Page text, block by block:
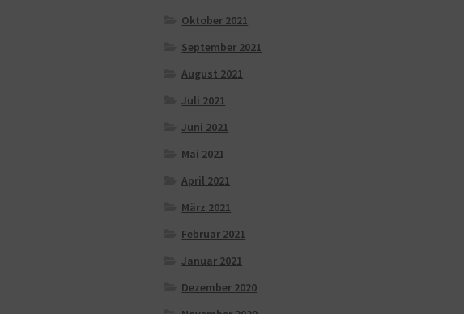
Oktober 2021
September 2021
August 2021
Juli 2021
Juni 2021
Mai 2021
April 2021
März 2021
Februar 2021
Januar 2021
Dezember 2020